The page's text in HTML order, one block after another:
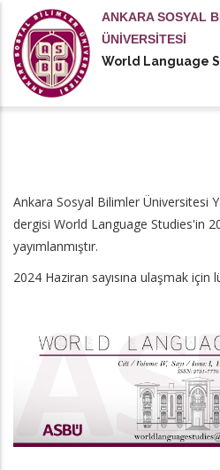
içeriğe
atla
ANKARA SOSYAL
ÜNİVERSİTESİ
World Language
Ankara Sosyal Bilimler Üniversitesi
dergisi World Language Studies'in
yayımlanmıştır.
2024 Haziran sayısına ulaşmak için